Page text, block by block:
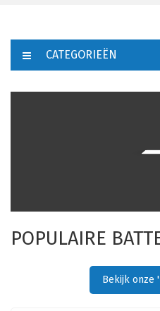
CATEGORIEËN
POPULAIRE
Bekijk onze